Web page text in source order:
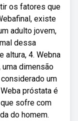
os fatores que
existe
adulto jovem,
dessa
altura, 4. Webna
dimensão
um
próstata é
sofre com
do homem.